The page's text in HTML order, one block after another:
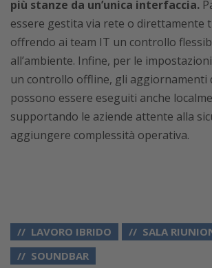
più stanze da un’unica interfaccia.
essere gestita via rete o direttamente
offrendo ai team IT un controllo
all’ambiente. Infine, per le
un controllo offline, gli aggiornamenti
possono essere eseguiti anche
supportando le aziende attente alla
aggiungere complessità operativa.
LAVORO IBRIDO
SALA
SOUNDBAR